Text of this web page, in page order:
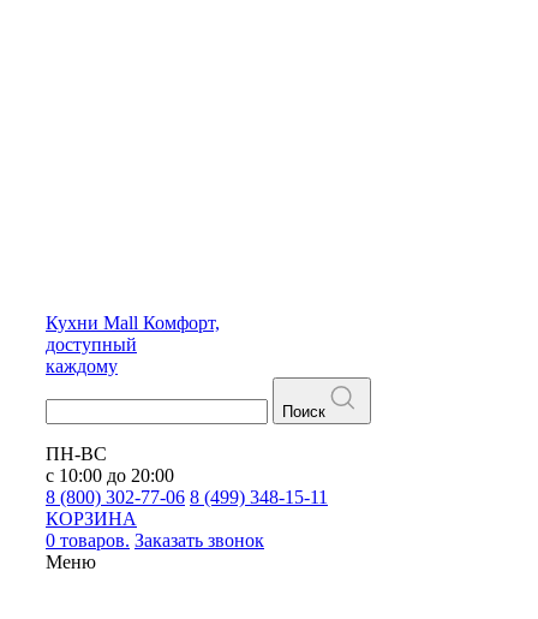
Кухни Mall Комфорт,
доступный
каждому
Поиск
ПН-ВС
с 10:00 до 20:00
8 (800) 302-77-06 8 (499) 348-15-11
КОРЗИНА
0 товаров. Заказать звонок
Меню